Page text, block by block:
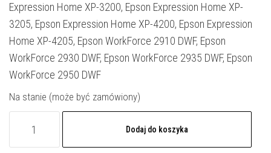
Expression Home XP-3200, Epson Expression Home XP-
3205, Epson Expression Home XP-4200, Epson Expression
Home XP-4205, Epson WorkForce 2910 DWF, Epson
WorkForce 2930 DWF, Epson WorkForce 2935 DWF, Epson
WorkForce 2950 DWF
Na stanie (może być zamówiony)
Dodaj do koszyka